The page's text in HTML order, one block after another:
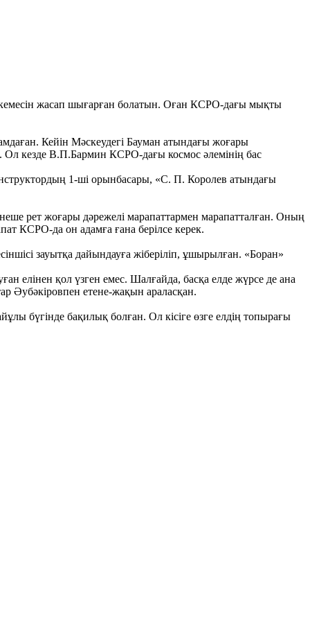
жасап шығарған болатын. Оған КСРО-дағы мықты
Кейін Мәскеудегі Бауман атындағы жоғары
Ол кезде В.П.Бармин КСРО-дағы космос әлемінің бас
1-ші орынбасары, «С. П. Королев атындағы
рет жоғары дәрежелі марапаттармен марапатталған. Оның
КСРО-да он адамға ғана берілсе керек.
зауытқа дайындауға жіберіліп, ұшырылған. «Боран»
елінен қол үзген емес. Шалғайда, басқа елде жүрсе де ана
Әубәкіровпен етене-жақын араласқан.
бүгінде бақилық болған. Ол кісіге өзге елдің топырағы